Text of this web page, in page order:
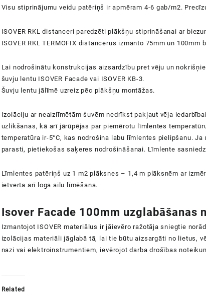
Visu stiprinājumu veidu patēriņš ir apmēram 4-6 gab/m2.
ISOVER RKL distanceri paredzēti plākšņu stiprināšanai ar
ISOVER RKL TERMOFIX distancerus izmanto 75mm un
Lai nodrošinātu konstrukcijas aizsardzību pret vēju un
šuvju lentu ISOVER Facade vai ISOVER KB-3.
Šuvju lentu jālīmē uzreiz pēc plākšņu montāžas.
Izolāciju ar neaizlīmētām šuvēm nedrīkst pakļaut vēja
uzlikšanas, kā arī jārūpējas par piemērotu līmlentes
temperatūra ir-5°C, kas nodrošina labu līmlentes pielipšanu.
parasti, pietiekošas saķeres nodrošināšanai. Līmlente
Līmlentes patēriņš uz 1 m2 plāksnes – 1,4 m plāksnēm ar
ietverta arī loga ailu līmēšana.
Isover Facade 100mm uzglabāšanas
Izmantojot ISOVER materiālus ir jāievēro ražotāja sniegtie
izolācijas materiāli jāglabā tā, lai tie būtu aizsargāti no lietus,
nazi vai elektroinstrumentiem, ievērojotdarba drošības
Related